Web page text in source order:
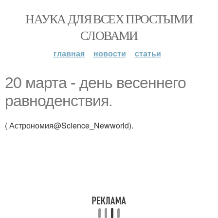
НАУКА ДЛЯ ВСЕХ ПРОСТЫМИ
СЛОВАМИ
главная новости статьи
20 марта - день весеннего
равноденствия.
( Астрономия@Science_Newworld).